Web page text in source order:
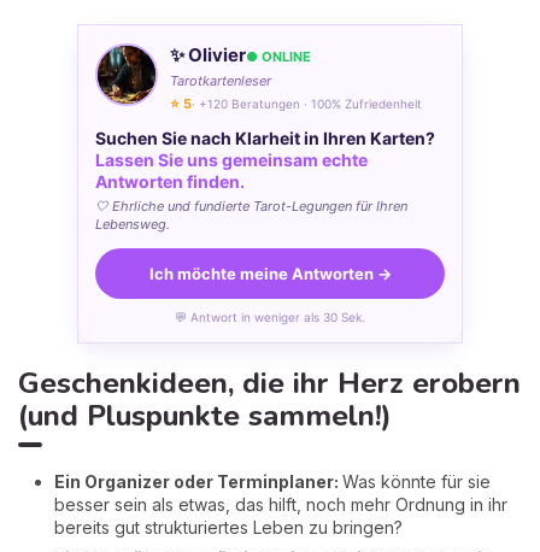
✨ Olivier● ONLINE
Tarotkartenleser
⭐ 5· +120 Beratungen · 100% Zufriedenheit
Suchen Sie nach Klarheit in Ihren Karten?
Lassen Sie uns gemeinsam echte
Antworten finden.
🤍 Ehrliche und fundierte Tarot-Legungen für Ihren
Lebensweg.
Ich möchte meine Antworten →
💬 Antwort in weniger als 30 Sek.
Geschenkideen, die ihr Herz erobern
(und Pluspunkte sammeln!)
Ein Organizer oder Terminplaner: Was könnte für sie
besser sein als etwas, das hilft, noch mehr Ordnung in ihr
bereits gut strukturiertes Leben zu bringen?